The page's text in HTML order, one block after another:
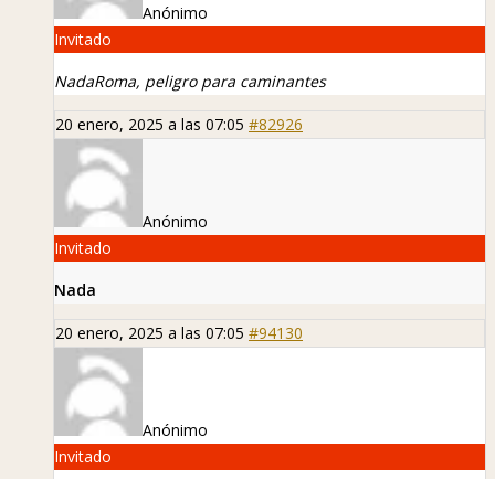
Anónimo
Invitado
NadaRoma, peligro para caminantes
20 enero, 2025 a las 07:05 #82926
Anónimo
Invitado
Nada
20 enero, 2025 a las 07:05 #94130
Anónimo
Invitado